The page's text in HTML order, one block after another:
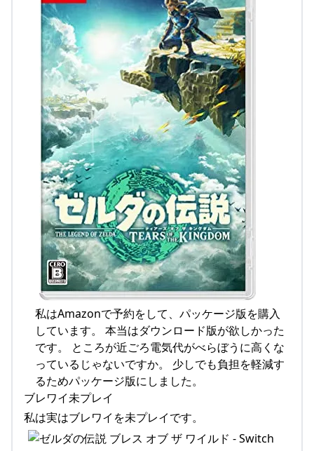
私はAmazonで予約をして、パッケージ版を購入
しています。 本当はダウンロード版が欲しかった
です。 ところが近ごろ電気代がべらぼうに高くな
っているじゃないですか。 少しでも負担を軽減す
るためパッケージ版にしました。
ブレワイ未プレイ
私は実はブレワイを未プレイです。